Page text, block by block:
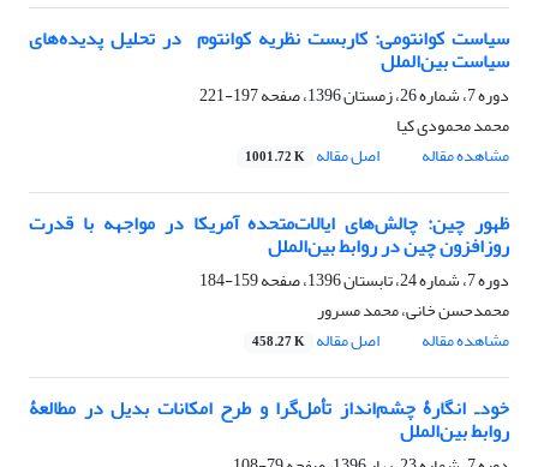
سیاست کوانتومی: کاربست نظریه کوانتوم ‏ در تحلیل پدیده‌های
سیاست بین‌الملل
دوره 7، شماره 26، زمستان 1396، صفحه
197-221
محمد محمودی کیا
مشاهده مقاله
اصل مقاله 1001.72 K
ظهور چین: چالش‌های ایالات‌متحده آمریکا در مواجهه با قدرت
روزافزون چین در روابط بین‌الملل
دوره 7، شماره 24، تابستان 1396، صفحه
159-184
محمدحسن خانی، محمد مسرور
مشاهده مقاله
اصل مقاله 458.27 K
خودـ انگارۀ چشم‌انداز تأمل‌گرا و طرح امکانات بدیل در مطالعۀ
روابط بین‌الملل